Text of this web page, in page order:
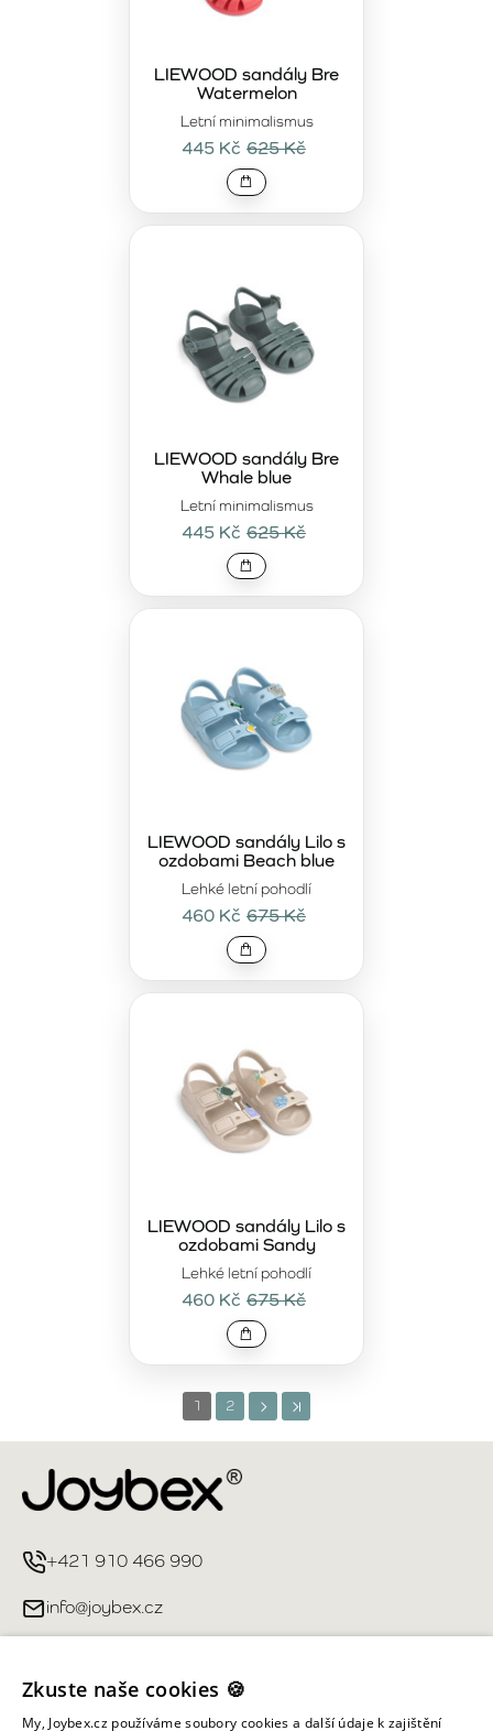
Letní minimalismus
LIEWOOD sandály Bre
Watermelon
445 Kč 625 Kč
Letní minimalismus
LIEWOOD sandály Bre
Whale blue
445 Kč 625 Kč
Lehké letní pohodlí
LIEWOOD sandály Lilo s
ozdobami Beach blue
460 Kč 675 Kč
Lehké letní pohodlí
LIEWOOD sandály Lilo s
ozdobami Sandy
460 Kč 675 Kč
1 2
+421 910 466 990
info@joybex.cz
Můj účet
Zkuste naše cookies 🍪
My, Joybex.cz používáme soubory cookies a další údaje k zajištění